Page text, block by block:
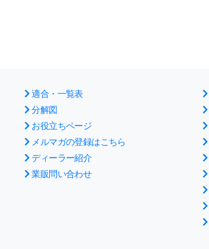
適合・一覧表
分解図
お役立ちページ
メルマガの登録はこちら
ディーラー紹介
業販問い合わせ